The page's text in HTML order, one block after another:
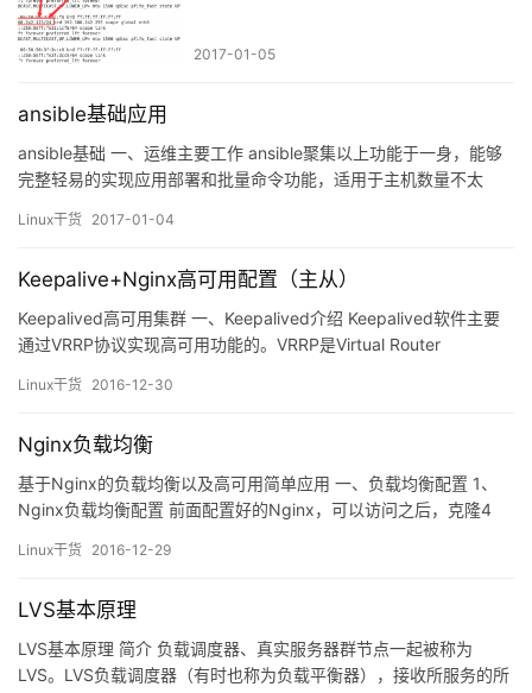
2017-01-05
ansible基础应用
ansible基础 一、运维主要工作 ansible聚集以上功能于一身，能够
完整轻易的实现应用部署和批量命令功能，适用于主机数量不太
模块，完成特定任务； （2）基于python语言实现，由paramiko，
Linux干货 2017-01-04
Keepalive+Nginx高可用配置（主从）
Keepalived高可用集群 一、Keepalived介绍 Keepalived软件主要
通过VRRP协议实现高可用功能的。VRRP是Virtual Router
的目的就是为了解决静态路由单点故障问题，它能够保证当个别节
Linux干货 2016-12-30
Nginx负载均衡
基于Nginx的负载均衡以及高可用简单应用 一、负载均衡配置 1、
Nginx负载均衡配置 前面配置好的Nginx，可以访问之后，克隆4
问，一台用来做调度器（Director），两台web服务器（real
Director的配置。 2、…
Linux干货 2016-12-29
LVS基本原理
LVS基本原理 简介 负载调度器、真实服务器群节点一起被称为
LVS。LVS负载调度器（有时也称为负载平衡器），接收所服务的所